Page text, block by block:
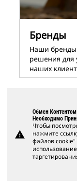
Бренды
Наши бренды
решения для
наших
warning
Обмен
Необходимо
Чтобы
нажмите
файлов